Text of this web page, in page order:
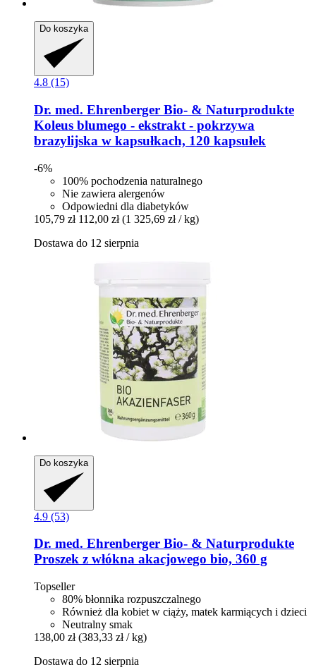
Do koszyka
4.8 (15)
Dr. med. Ehrenberger Bio- & Naturprodukte
Koleus blumego -​ ekstrakt -​ pokrzywa
brazylijska w kapsułkach, 120 kapsułek
-6%
100% pochodzenia naturalnego
Nie zawiera alergenów
Odpowiedni dla diabetyków
105,79 zł 112,00 zł (1 325,69 zł / kg)
Dostawa do 12 sierpnia
Do koszyka
4.9 (53)
Dr. med. Ehrenberger Bio- & Naturprodukte
Proszek z włókna akacjowego bio, 360 g
Topseller
80% błonnika rozpuszczalnego
Również dla kobiet w ciąży, matek karmiących i dzieci
Neutralny smak
138,00 zł (383,33 zł / kg)
Dostawa do 12 sierpnia